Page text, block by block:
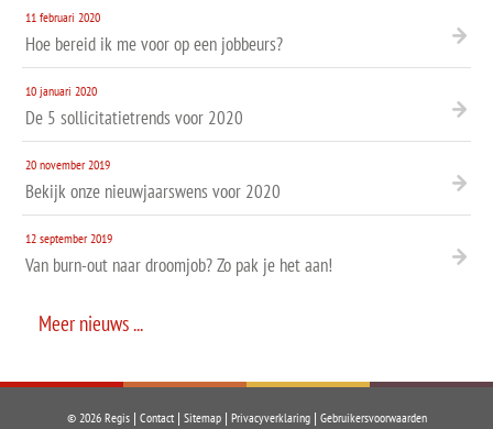
11 februari 2020
Hoe bereid ik me voor op een jobbeurs?
10 januari 2020
De 5 sollicitatietrends voor 2020
20 november 2019
Bekijk onze nieuwjaarswens voor 2020
12 september 2019
Van burn-out naar droomjob? Zo pak je het aan!
Meer nieuws ...
© 2026 Regis | Contact | Sitemap | Privacyverklaring | Gebruikersvoorwaarden